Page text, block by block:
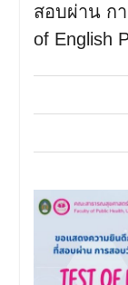
กิจก
วิชา
การป
สอบผ่าน ก
of English